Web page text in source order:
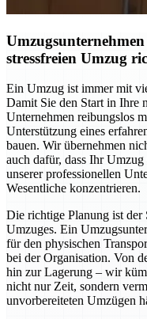
stressfreien Umzug
Ein Umzug ist immer mit
Damit Sie den Start in Ihre
Unternehmen reibungslos
Unterstützung eines
bauen. Wir übernehmen
auch dafür, dass Ihr
unserer professionellen
Wesentliche konzentrieren.
Die richtige Planung ist der
Umzuges. Ein
für den physischen
bei der Organisation. Von
hin zur Lagerung – wir
nicht nur Zeit, sondern
unvorbereiteten Umzügen